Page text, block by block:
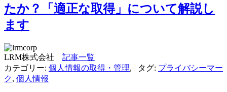
たか？「適正な取得」について解説し
ます
LRM株式会社 記事一覧
カテゴリー: 個人情報の取得・管理, タグ: プライバシーマー
ク, 個人情報